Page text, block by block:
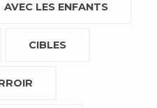
AVEC LES ENFANTS
CIBLES